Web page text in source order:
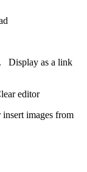
Display as a link
editor
images from